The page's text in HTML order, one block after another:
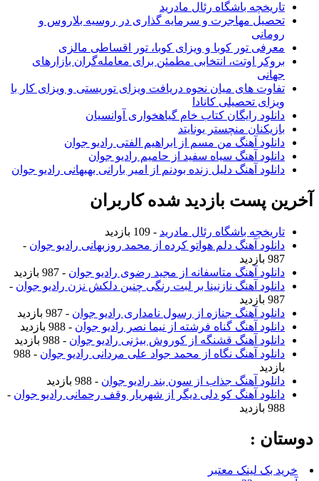
تاریخچه باشگاه رئال مادرید
تحصیل مهاجرت و سرمایه گذاری در روسیه بلاروس و
رومانی
معرفی تور کوبا و ویزای کوبا، تور اقساطی مالزی
بروکر اوتت، انتخابی مطمئن برای معامله‌گران بازارهای
جهانی
تفاوت های میان نحوه دریافت ویزای توریستی و ویزای کار با
ویزای تحصیلی کانادا
دانلود رایگان کتاب خام گیاهخواری آوانسیان
بازیکنان منچستر یونایتد
دانلود آهنگ من مسم از ابراهیم الفتی رادیو جوان
دانلود آهنگ سیاه سفید از حامیم رادیو جوان
دانلود آهنگ دلیل زنده بودنم از امیر بارانی بهبهانی رادیو جوان
آخرین پست بازدید شده کاربران
تاریخچه باشگاه رئال مادرید - 109 بازدید
دانلود آهنگ دلم هواتو کرده از محمد روزبهانی رادیو جوان -
987 بازدید
دانلود آهنگ متاسفانه از مجید رضوی رادیو جوان - 987 بازدید
دانلود آهنگ نازنینا بر لبت رنگی چنین دلکش نزن رادیو جوان -
987 بازدید
دانلود آهنگ جنازه از رسول نامداری رادیو جوان - 987 بازدید
دانلود آهنگ گناه فرشته از نیما نصر رادیو جوان - 988 بازدید
دانلود آهنگ قشنگه از کوروش بیژنی رادیو جوان - 988 بازدید
دانلود آهنگ نگاه از محمد جواد علی مردانی رادیو جوان
- 988
بازدید
دانلود آهنگ جذاب از سون بند رادیو جوان - 988 بازدید
دانلود آهنگ کو دلی دیگر از شهریار وقف رحمانی رادیو جوان -
988 بازدید
دوستان :
خرید بک لینک معتبر